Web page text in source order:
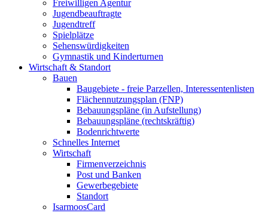
Freiwilligen Agentur
Jugendbeauftragte
Jugendtreff
Spielplätze
Sehenswürdigkeiten
Gymnastik und Kinderturnen
Wirtschaft & Standort
Bauen
Baugebiete - freie Parzellen, Interessentenlisten
Flächennutzungsplan (FNP)
Bebauungspläne (in Aufstellung)
Bebauungspläne (rechtskräftig)
Bodenrichtwerte
Schnelles Internet
Wirtschaft
Firmenverzeichnis
Post und Banken
Gewerbegebiete
Standort
IsarmoosCard